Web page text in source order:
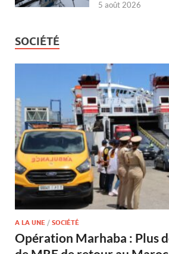
5 août 2026
SOCIÉTÉ
A LA UNE / SOCIÉTÉ
Opération Marhaba : Plus